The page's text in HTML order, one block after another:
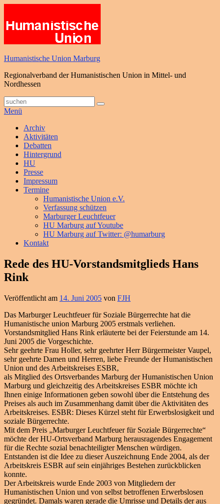
springen
Humanistische Union Marburg
Regionalverband der Humanistischen Union in Mittel- und
Nordhessen
Suche
nach:
Suchen
Menü
Primäres
Menü
Archiv
Aktivitäten
Debatten
Hintergrund
HU
Presse
Impressum
Termine
Humanistische Union e.V.
Verfassung schützen
Marburger Leuchtfeuer
HU Marburg auf Youtube
HU Marburg auf Twitter: @humarburg
Kontakt
Rede des HU-Vorstandsmitglieds Hans
Rink
Veröffentlicht am 14. Juni 2005 von FJH
Das Marburger Leuchtfeuer für Soziale Bürgerrechte hat die
Humanistische union Marburg 2005 erstmals verliehen.
Vorstandsmitglied Hans Rink erläuterte bei der Feierstunde am 14.
Juni 2005 die Vorgeschichte.
Sehr geehrte Frau Holler, sehr geehrter Herr Bürgermeister Vaupel,
sehr geehrte Damen und Herren, liebe Freunde der Humanistischen
Union und des Arbeitskreises ESBR,
als Mitglied des Ortsverbandes Marburg der Humanistischen Union
Marburg und gleichzeitig des Arbeitskreises ESBR möchte ich
Ihnen einige Informationen geben sowohl über die Entstehung des
Preises als auch im Zusammenhang damit über die Aktivitäten des
Arbeitskreises. ESBR: Dieses Kürzel steht für Erwerbslosigkeit und
soziale Bürgerrechte.
Mit dem Preis „Marburger Leuchtfeuer für Soziale Bürgerrechte“
möchte der HU-Ortsverband Marburg herausragendes Engagement
für die Rechte sozial benachteiligter Menschen würdigen.
Entstanden ist die Idee zu dieser Auszeichnung Ende 2004, als der
Arbeitskreis ESBR auf sein einjähriges Bestehen zurückblicken
konnte.
Der Arbeitskreis wurde Ende 2003 von Mitgliedern der
Humanistischen Union und von selbst betroffenen Erwerbslosen
gegründet. Damals waren gerade die Umrisse und Details der aus